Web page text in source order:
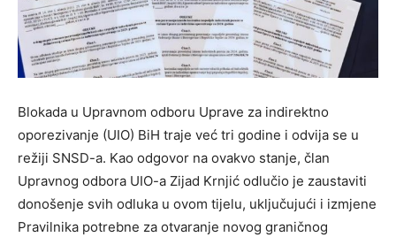
Blokada u Upravnom odboru Uprave za indirektno
oporezivanje (UIO) BiH traje već tri godine i odvija se u
režiji SNSD-a. Kao odgovor na ovakvo stanje, član
Upravnog odbora UIO-a Zijad Krnjić odlučio je zaustaviti
donošenje svih odluka u ovom tijelu, uključujući i izmjene
Pravilnika potrebne za otvaranje novog graničnog